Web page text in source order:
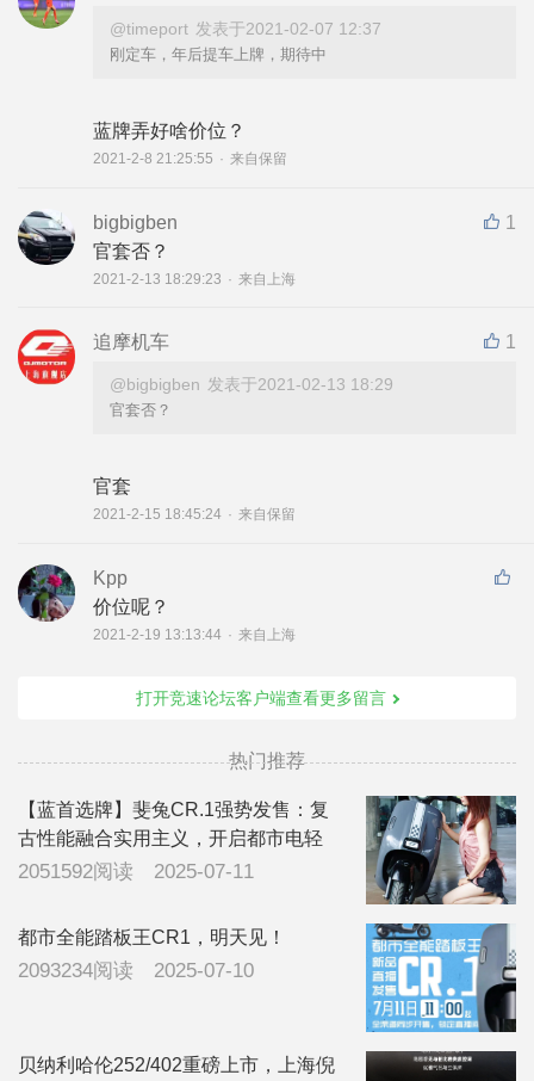
@timeport 发表于2021-02-07 12:37
刚定车，年后提车上牌，期待中
蓝牌弄好啥价位？
2021-2-8 21:25:55 · 来自保留
1
bigbigben
官套否？
2021-2-13 18:29:23 · 来自上海
1
追摩机车
@bigbigben 发表于2021-02-13 18:29
官套否？
官套
2021-2-15 18:45:24 · 来自保留
Kpp
价位呢？
2021-2-19 13:13:44 · 来自上海
打开竞速论坛客户端查看更多留言
热门推荐
【蓝首选牌】斐兔CR.1强势发售：复
古性能融合实用主义，开启都市电轻
摩“赛道日常！
2051592阅读 2025-07-11
都市全能踏板王CR1，明天见！
2093234阅读 2025-07-10
贝纳利哈伦252/402重磅上市，上海倪